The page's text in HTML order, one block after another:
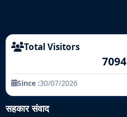
Total Visitors
7094
Since :30/07/2026
सहकार संवाद